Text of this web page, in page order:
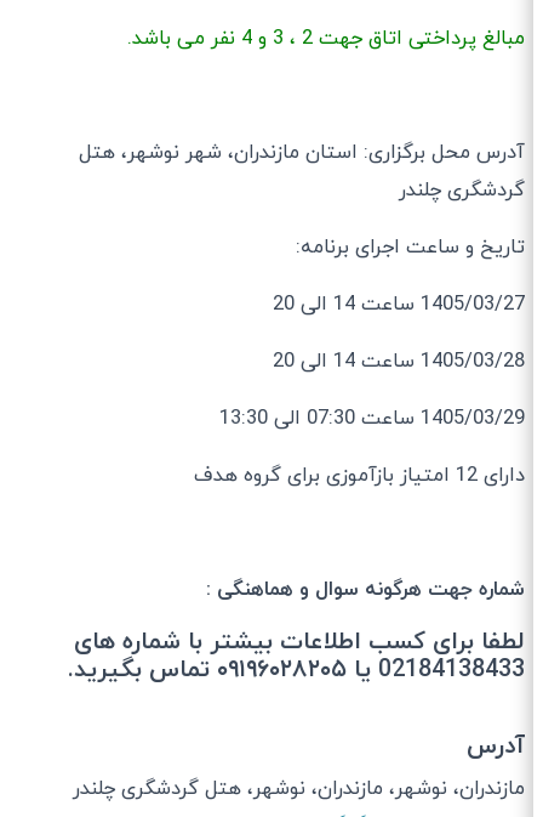
مبالغ پرداختی اتاق جهت 2 ، 3 و 4 نفر می باشد.
آدرس محل برگزاری: استان مازندران، شهر نوشهر، هتل
گردشگری چلندر
تاریخ و ساعت اجرای برنامه:
1405/03/27 ساعت 14 الی 20
1405/03/28 ساعت 14 الی 20
1405/03/29 ساعت 07:30 الی 13:30
دارای 12 امتیاز بازآموزی برای گروه هدف
شماره جهت هرگونه سوال و هماهنگی :
لطفا برای کسب اطلاعات بیشتر با شماره های
02184138433 یا ۰۹۱۹۶۰۲۸۲۰۵ تماس بگیرید.
آدرس
مازندران، نوشهر، مازندران، نوشهر، هتل گردشگری چلندر